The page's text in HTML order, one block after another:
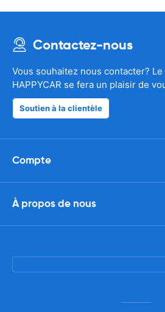
Contactez-nous
Vous souhaitez nous contacter?
HAPPYCAR se fera un plaisir de
Soutien à la clientèle
Compte
À propos de nous